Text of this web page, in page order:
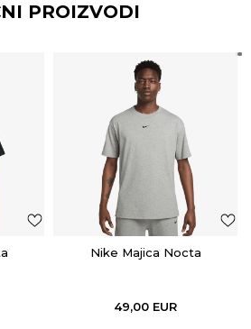
PROIZVODI
Nike Majica Nocta
49,00 EUR